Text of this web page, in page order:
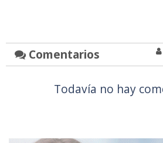
Comentarios
Todavía no hay